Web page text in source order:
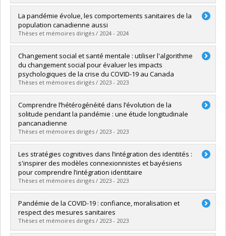
Graduate :Gaviria Mojica, Seyed Gabriel
Cycle :Master's
Grade :M. Sc.
Lien vers le document dans Papyrus
La pandémie évolue, les comportements sanitaires de la
population canadienne aussi
Thèses et mémoires dirigés / 2024 - 2024
Graduate :Ramazan Ali, Sahar
Cycle :Master's
Grade :M. Sc.
Lien vers le document dans Papyrus
Changement social et santé mentale : utiliser l'algorithme
du changement social pour évaluer les impacts
psychologiques de la crise du COVID-19 au Canada
Thèses et mémoires dirigés / 2023 - 2023
Graduate :Turcotte-Ménard, Vincent
Cycle :Master's
Grade :M. Sc.
Lien vers le document dans Papyrus
Comprendre l’hétérogénéité dans l’évolution de la
solitude pendant la pandémie : une étude longitudinale
pancanadienne
Thèses et mémoires dirigés / 2023 - 2023
Graduate :Jarry, Florence
Cycle :Master's
Grade :M. Sc.
Lien vers le document dans Papyrus
Les stratégies cognitives dans l’intégration des identités :
s'inspirer des modèles connexionnistes et bayésiens
pour comprendre l’intégration identitaire
Thèses et mémoires dirigés / 2023 - 2023
Graduate :Caron-Diotte, Mathieu
Cycle :Doctoral
Grade :Ph. D.
Lien vers le document dans Papyrus
Pandémie de la COVID-19 : confiance, moralisation et
respect des mesures sanitaires
Thèses et mémoires dirigés / 2023 - 2023